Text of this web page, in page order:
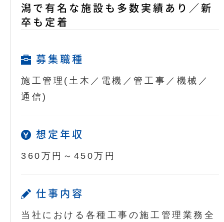
潟で有名な施設も多数実績あり／新
卒も定着
募集職種
施工管理(土木／電機／管工事／機械／
通信)
想定年収
360万円～450万円
仕事内容
当社における各種工事の施工管理業務全